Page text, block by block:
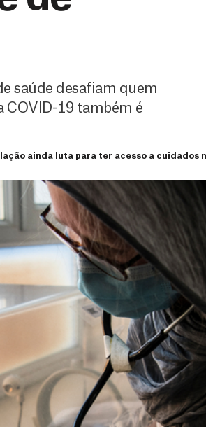
saúde desafiam quem
COVID-19 também é
ainda luta para ter acesso a cuidados